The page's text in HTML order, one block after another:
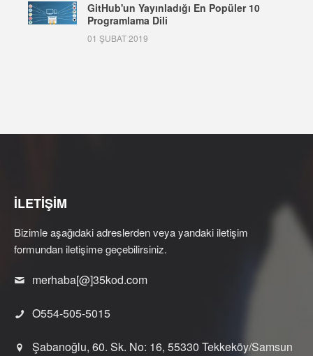
GitHub'un Yayınladığı En Popüler 10
Programlama Dili
01 ŞUBAT 2019
İLETİŞİM
Bizimle aşağıdaki adreslerden veya yandaki iletişim
formundan iletişime geçebilirsiniz.
merhaba[@]35kod.com
O554-505-5015
Şabanoğlu, 60. Sk. No: 16, 55330 Tekkeköy/Samsun